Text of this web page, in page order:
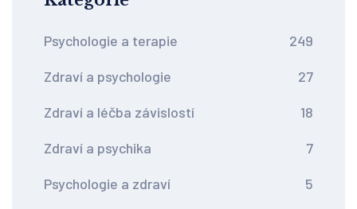
Psychologie a terapie 249
Zdraví a psychologie 27
Zdraví a léčba závislostí 18
Zdraví a psychika 7
Psychologie a zdraví 5